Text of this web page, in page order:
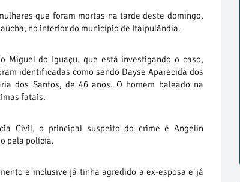
que foram mortas na tarde deste domingo,
no interior do município de Itaipulândia.
Miguel do Iguaçu, que está investigando o caso,
identificadas como sendo Dayse Aparecida dos
dos Santos, de 46 anos. O homem baleado na
fatais.
Civil, o principal suspeito do crime é Angelin
pela polícia.
e inclusive já tinha agredido a ex-esposa e já